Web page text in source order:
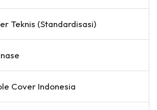
Teknis (Standardisasi)
Cover Indonesia